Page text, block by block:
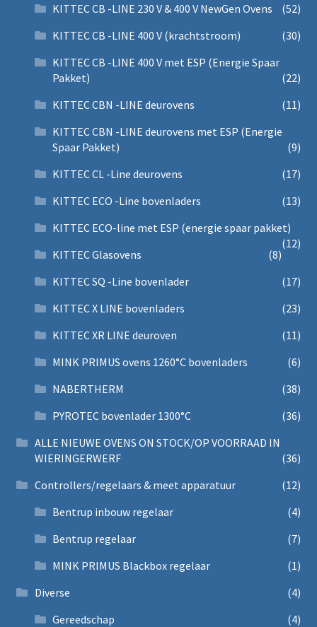
KITTEC CB -LINE 230 V & 400 V NewGen Ovens
(52)
KITTEC CB -LINE 400 V (krachtstroom)
(30)
KITTEC CB -LINE 400 V met ESP (Energie Spaar
Pakket)
(22)
KITTEC CBN -LINE deurovens
(11)
KITTEC CBN -LINE deurovens met ESP (Energie
Spaar Pakket)
(9)
KITTEC CL -Line deurovens
(17)
KITTEC ECO -Line bovenladers
(13)
KITTEC ECO-line met ESP (energie spaar pakket)
(12)
KITTEC Glasovens
(8)
KITTEC SQ -Line bovenlader
(17)
KITTEC X LINE bovenladers
(23)
KITTEC XR LINE deuroven
(11)
MINK PRIMUS ovens 1260°C bovenladers
(6)
NABERTHERM
(38)
PYROTEC bovenlader 1300°C
(36)
ALLE NIEUWE OVENS ON STOCK/OP VOORRAAD IN
WIERINGERWERF
(36)
Controllers/regelaars & meet apparatuur
(12)
Bentrup inbouw regelaar
(4)
Bentrup regelaar
(7)
MINK PRIMUS Blackbox regelaar
(1)
Diverse
(4)
Gereedschap
(4)